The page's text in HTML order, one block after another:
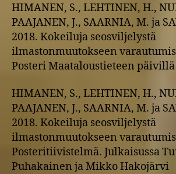
HIMANEN, S., LEHTINEN, H.,
PAAJANEN, J., SAARNIA, M. ja
2018. Kokeiluja seosviljelystä
ilmastonmuutokseen
Posteri Maataloustieteen päivillä
HIMANEN, S., LEHTINEN, H.,
PAAJANEN, J., SAARNIA, M. ja
2018. Kokeiluja seosviljelystä
ilmastonmuutokseen
Posteritiivistelmä. Julkaisussa
Puhakainen ja Mikko Hakojärvi